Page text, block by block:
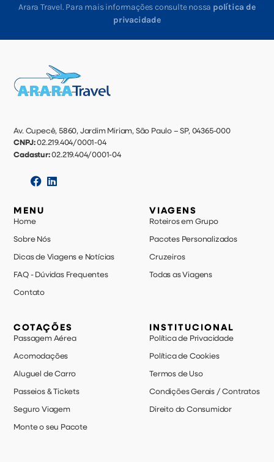
Arara Travel. Para mais informações consulte nossa política de
privacidade
Av. Cupecê, 5860, Jardim Miriam, São Paulo – SP, 04365-000
CNPJ:02.219.404/0001-04
Cadastur:02.219.404/0001-04
MENU
Home
Sobre Nós
Dicas de Viagens e Notícias
FAQ - Dúvidas Frequentes
Contato
VIAGENS
Roteiros em Grupo
Pacotes Personalizados
Cruzeiros
Todas as Viagens
COTAÇÕES
Passagem Aérea
Acomodações
Aluguel de Carro
Passeios & Tickets
Seguro Viagem
Monte o seu Pacote
INSTITUCIONAL
Política de Privacidade
Política de Cookies
Termos de Uso
Condições Gerais / Contratos
Direito do Consumidor